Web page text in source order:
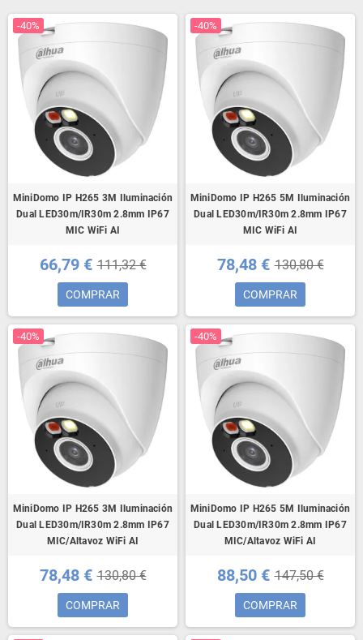
-40%
MiniDomo IP H265 3M Iluminación
Dual LED30m/IR30m 2.8mm IP67
MIC WiFi AI
66,79 € 111,32 €
COMPRAR
-40%
MiniDomo IP H265 5M Iluminación
Dual LED30m/IR30m 2.8mm IP67
MIC WiFi AI
78,48 € 130,80 €
COMPRAR
-40%
MiniDomo IP H265 3M Iluminación
Dual LED30m/IR30m 2.8mm IP67
MIC/Altavoz WiFi AI
78,48 € 130,80 €
COMPRAR
-40%
MiniDomo IP H265 5M Iluminación
Dual LED30m/IR30m 2.8mm IP67
MIC/Altavoz WiFi AI
88,50 € 147,50 €
COMPRAR